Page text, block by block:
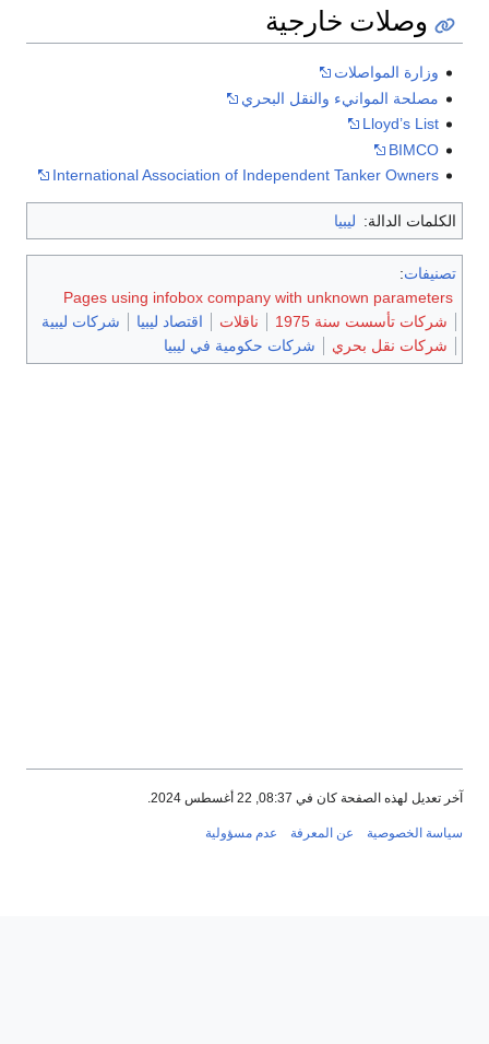
وصلات خارجية
وزارة المواصلات
مصلحة الموانيء والنقل البحري
Lloyd’s List
BIMCO
International Association of Independent Tanker Owners
الكلمات الدالة: ليبيا
تصنيفات:
Pages using infobox company with unknown parameters
شركات تأسست سنة 1975
ناقلات اقتصاد ليبيا
شركات ليبية
شركات نقل بحري
شركات حكومية في ليبيا
آخر تعديل لهذه الصفحة كان في 08:37, 22 أغسطس 2024.
سياسة الخصوصية عن المعرفة عدم مسؤولية